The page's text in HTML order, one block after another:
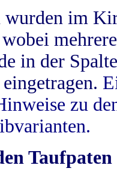
wurden im
in der
zu
Taufpaten